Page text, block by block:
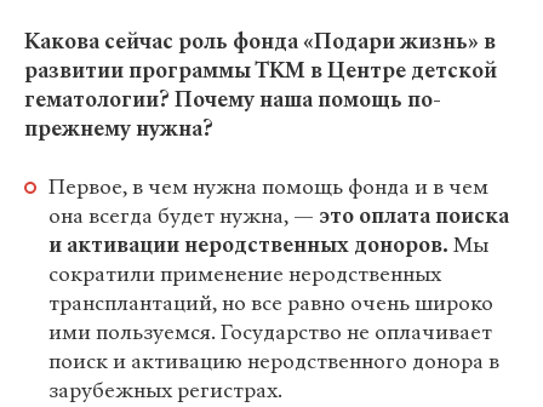
Какова сейчас роль фонда «Подари жизнь» в
развитии программы ТКМ в Центре детской
гематологии? Почему наша помощь по-
прежнему нужна?
Первое, в чем нужна помощь фонда и в чем
она всегда будет нужна, — это оплата поиска
и активации неродственных доноров. Мы
сократили применение неродственных
трансплантаций, но все равно очень широко
ими пользуемся. Государство не оплачивает
поиск и активацию неродственного донора в
зарубежных регистрах.